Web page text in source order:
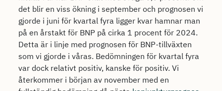
det blir en viss ökning i september och prognosen vi
gjorde i juni för kvartal fyra ligger kvar hamnar man
på en årstakt för BNP på cirka 1 procent för 2024.
Detta är i linje med prognosen för BNP-tillväxten
som vi gjorde i våras. Bedömningen för kvartal fyra
var dock relativt positiv, kanske för positiv. Vi
återkommer i början av november med en